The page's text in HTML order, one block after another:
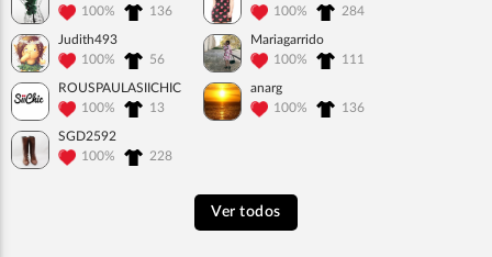
100%
136
100%
284
Judith493
100%
56
Mariagarrido
100%
111
ROUSPAULASIICHIC
100%
13
anarg
100%
136
SGD2592
100%
228
Ver todos